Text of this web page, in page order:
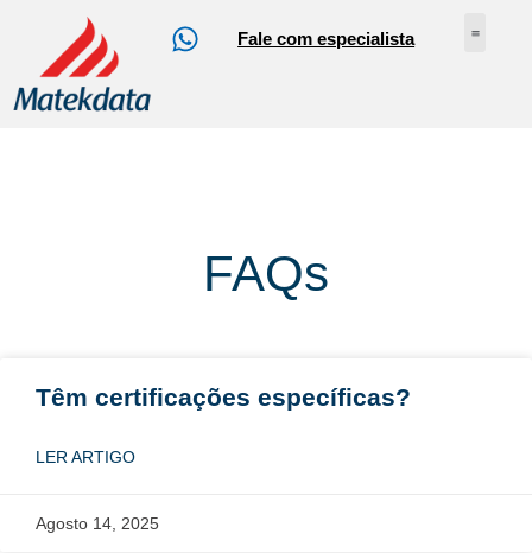
Fale com especialista
FAQs
Têm certificações específicas?
LER ARTIGO
Agosto 14, 2025